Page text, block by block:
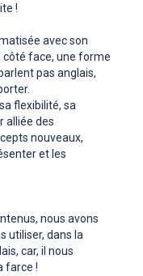
!
avec son
côté face, une forme
pas anglais,
flexibilité, sa
alliée des
nouveaux,
et les
nous avons
utiliser, dans la
car, il nous
farce !